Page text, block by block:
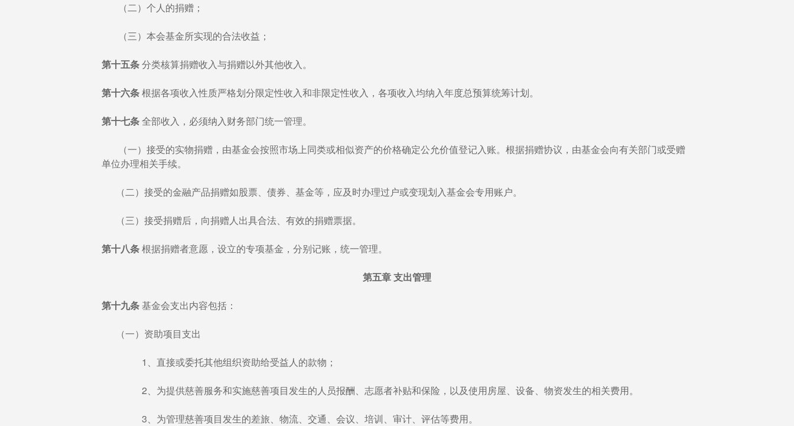
（二）个人的捐赠；
（三）本会基金所实现的合法收益；
第十五条分类核算捐赠收入与捐赠以外其他收入。
第十六条根据各项收入性质严格划分限定性收入和非限定性收入，各项收入均纳入年度总预算统筹计划。
第十七条全部收入，必须纳入财务部门统一管理。
（一）接受的实物捐赠，由基金会按照市场上同类或相似资产的价格确定公允价值登记入账。根据捐赠协议，由基金会向有关部门或受赠
单位办理相关手续。
（二）接受的金融产品捐赠如股票、债券、基金等，应及时办理过户或变现划入基金会专用账户。
（三）接受捐赠后，向捐赠人出具合法、有效的捐赠票据。
第十八条根据捐赠者意愿，设立的专项基金，分别记账，统一管理。
第五章 支出管理
第十九条基金会支出内容包括：
（一）资助项目支出
1、直接或委托其他组织资助给受益人的款物；
2、为提供慈善服务和实施慈善项目发生的人员报酬、志愿者补贴和保险，以及使用房屋、设备、物资发生的相关费用。
3、为管理慈善项目发生的差旅、物流、交通、会议、培训、审计、评估等费用。